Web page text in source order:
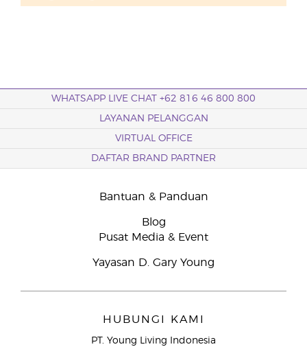
WHATSAPP LIVE CHAT +62 816 46 800 800
LAYANAN PELANGGAN
VIRTUAL OFFICE
DAFTAR BRAND PARTNER
Bantuan & Panduan
Blog
Pusat Media & Event
Yayasan D. Gary Young
HUBUNGI KAMI
PT. Young Living Indonesia